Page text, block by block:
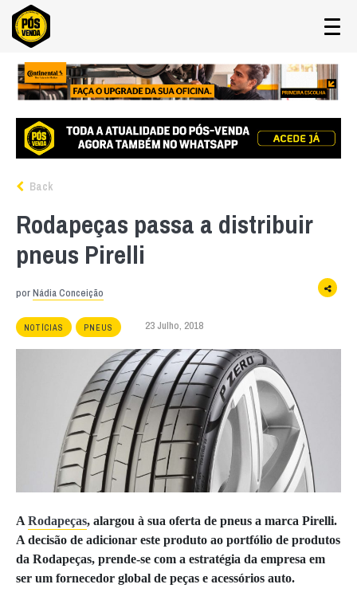
Back
Rodapeças passa a distribuir
pneus Pirelli
porNádia Conceição
NOTÍCIAS PNEUS 23 Julho, 2018
A Rodapeças, alargou à sua oferta de pneus a marca Pirelli.
A decisão de adicionar este produto ao portfólio de produtos
da Rodapeças, prende-se com a estratégia da empresa em
ser um fornecedor global de peças e acessórios auto.